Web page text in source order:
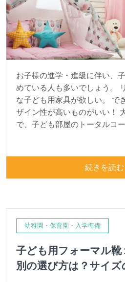
お子様の進学・進級に伴い、
めている人も多いでしょう。
な子ども用家具が欲しい。 で
ザイン性が高いものがいい！
で、子ども部屋のトータルコ
続きを読
幼稚園・保育園・入学準備
子ども用フォーマル靴
別の選び方は？サイズ